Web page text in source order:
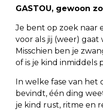
GASTOU, gewoon
Je bent op zoek naar
voor als jij (weer)
Misschien ben je
of is je kind inmiddels
In welke fase van het
bevindt, één ding
je kind rust, ritme en